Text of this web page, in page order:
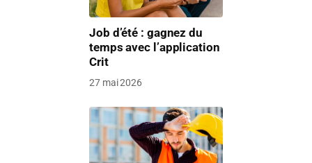
Job d’été : gagnez du
temps avec l’application
Crit
27 mai 2026